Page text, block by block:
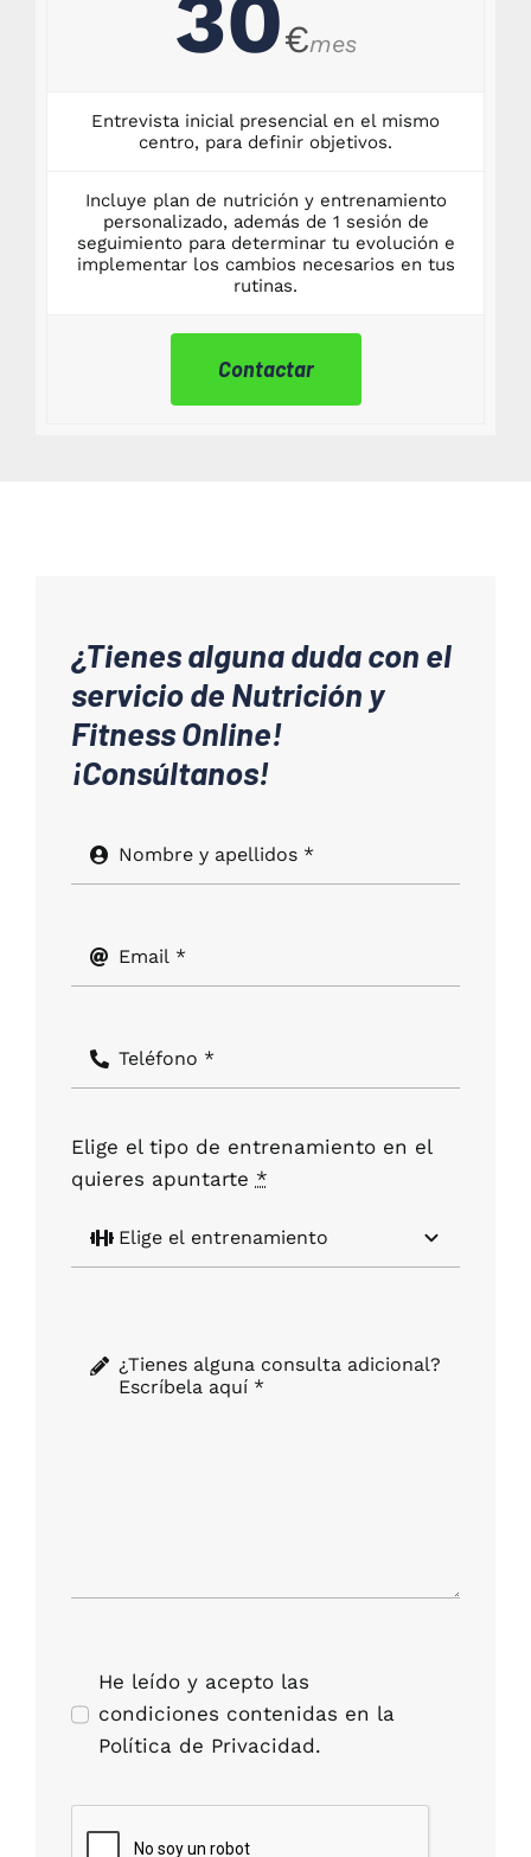
30€mes
Entrevista inicial presencial en el mismo
centro, para definir objetivos.
Incluye plan de nutrición y entrenamiento
personalizado, además de 1 sesión de
seguimiento para determinar tu evolución e
implementar los cambios necesarios en tus
rutinas.
Contactar
¿Tienes alguna duda con el
servicio de Nutrición y
Fitness Online!
¡Consúltanos!
Elige el tipo de entrenamiento en el
quieres apuntarte *
He leído y acepto las
condiciones contenidas en la
Política de Privacidad.